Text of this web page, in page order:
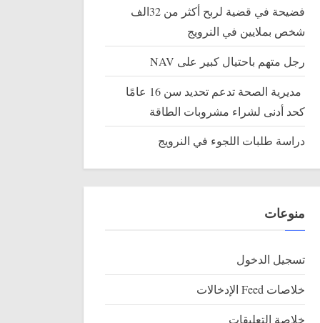
فضيحة في قضية لربح أكثر من 32الف
شخص بملايين في النرويج
رجل متهم باحتيال كبير على NAV
مديرية الصحة تدعم تحديد سن 16 عامًا
كحد أدنى لشراء مشروبات الطاقة
دراسة طلبات اللجوء في النرويج
منوعات
تسجيل الدخول
خلاصات Feed الإدخالات
خلاصة التعليقات